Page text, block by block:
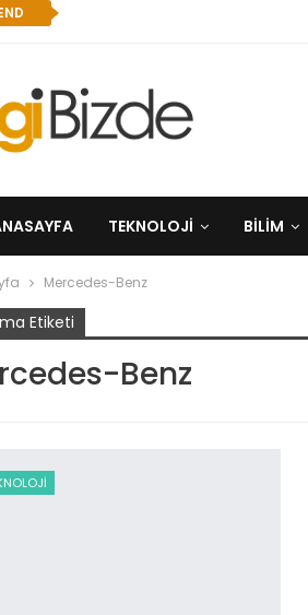
TEKNOLOJI BILIM
Mercedes-Benz
Etiketi
Benz